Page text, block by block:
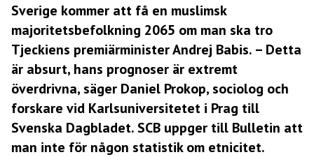
Sverige kommer att få en muslimsk
majoritetsbefolkning 2065 om man ska tro
Tjeckiens premiärminister Andrej Babis. – Detta
är absurt, hans prognoser är extremt
överdrivna, säger Daniel Prokop, sociolog och
forskare vid Karlsuniversitetet i Prag till
Svenska Dagbladet. SCB uppger till Bulletin att
man inte för någon statistik om etnicitet.